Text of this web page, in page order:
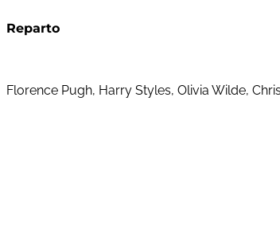
Reparto
Florence Pugh, Harry Styles, Olivia Wilde,